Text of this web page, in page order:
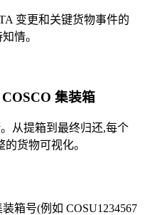
变更和关键货物事件的
情。
集装箱
从提箱到最终归还,每个
货物可视化。
箱号(例如 COSU1234567